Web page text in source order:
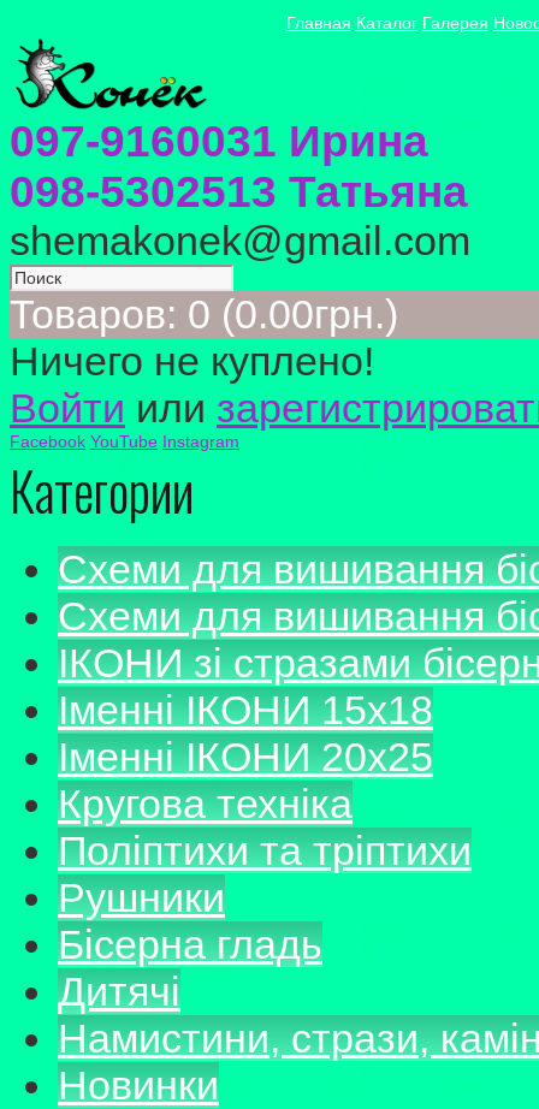
Главная Каталог Галерея
097-9160031 Ирина
098-5302513 Татьяна
shemakonek@gmail.com
Товаров: 0 (0.00грн.)
Ничего не куплено!
Войти или
Facebook YouTube Instagram
Категории
Схеми для вишивання
Схеми для вишивання
ІКОНИ зі стразами
Іменні ІКОНИ 15х18
Іменні ІКОНИ 20х25
Кругова техніка
Поліптихи та тріптихи
Рушники
Бісерна гладь
Дитячі
Намистини, стрази,
Новинки